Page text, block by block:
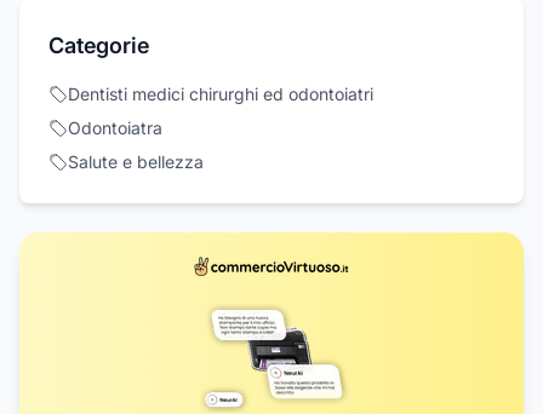
Categorie
Dentisti medici chirurghi ed odontoiatri
Odontoiatra
Salute e bellezza